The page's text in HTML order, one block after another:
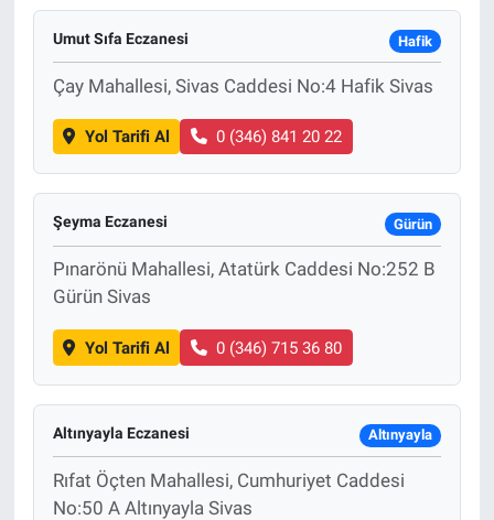
Umut Sıfa Eczanesi Hafik
Çay Mahallesi, Sivas Caddesi No:4 Hafik Sivas
Yol Tarifi Al 0 (346) 841 20 22
Şeyma Eczanesi Gürün
Pınarönü Mahallesi, Atatürk Caddesi No:252 B
Gürün Sivas
Yol Tarifi Al 0 (346) 715 36 80
Altınyayla Eczanesi Altınyayla
Rıfat Öçten Mahallesi, Cumhuriyet Caddesi
No:50 A Altınyayla Sivas